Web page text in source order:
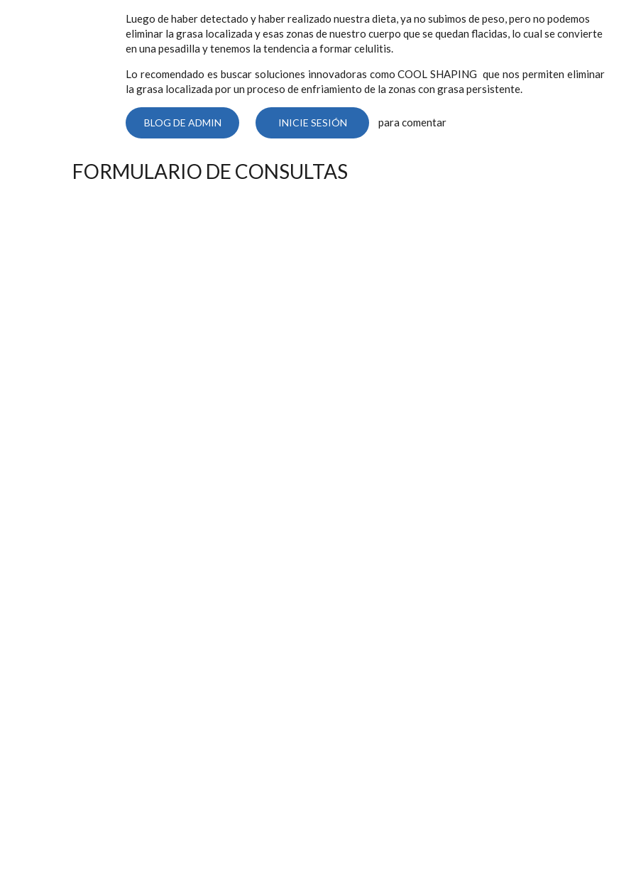
Luego de haber detectado y haber realizado nuestra dieta, ya no subimos de peso, pero no podemos
eliminar la grasa localizada y esas zonas de nuestro cuerpo que se quedan flacidas, lo cual se convierte
en una pesadilla y tenemos la tendencia a formar celulitis.
Lo recomendado es buscar soluciones innovadoras como COOL SHAPING que nos permiten eliminar
la grasa localizada por un proceso de enfriamiento de la zonas con grasa persistente.
BLOG DE ADMIN INICIE SESIÓN para comentar
FORMULARIO DE CONSULTAS